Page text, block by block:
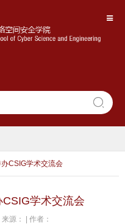
办CSIG学术交流会
CSIG学术交流会
源： | 作者：